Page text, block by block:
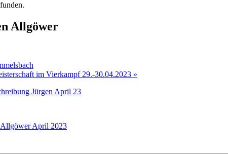
Allgöwer
im Vierkampf 29.-30.04.2023 »
Jürgen April 23
April 2023